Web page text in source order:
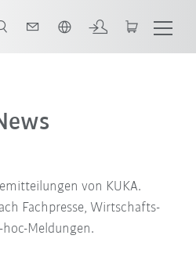
von KUKA.
Fachpresse, Wirtschafts-
hoc-Meldungen.